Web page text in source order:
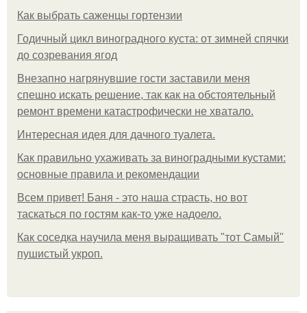
Как выбрать саженцы гортензии
Годичный цикл виноградного куста: от зимней спячки
до созревания ягод
Внезапно нагрянувшие гости заставили меня
спешно искать решение, так как на обстоятельный
ремонт времени катастрофически не хватало.
Интересная идея для дачного туалета.
Как правильно ухаживать за виноградными кустами:
основные правила и рекомендации
Всем привет! Баня - это наша страсть, но вот
таскаться по гостям как-то уже надоело.
Как соседка научила меня выращивать "тот Самый"
пушистый укроп.